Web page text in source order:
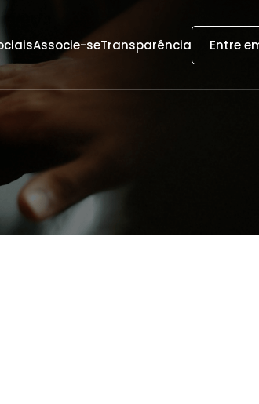
Associe-seTransparência Entre